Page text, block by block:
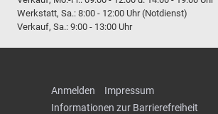
Werkstatt, Sa.: 8:00 - 12:00 Uhr (Notdienst)
Verkauf, Sa.: 9:00 - 13:00 Uhr
Anmelden
Impressum
Informationen zur Barrierefreiheit